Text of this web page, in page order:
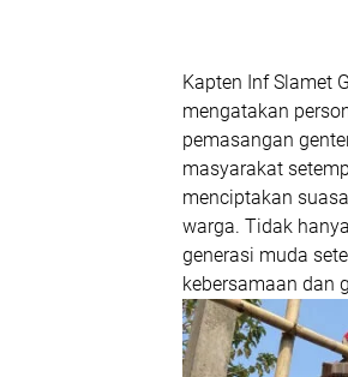
Kapten Inf Slamet
mengatakan
pemasangan
masyarakat
menciptakan
warga. Tidak
generasi muda
kebersamaan dan